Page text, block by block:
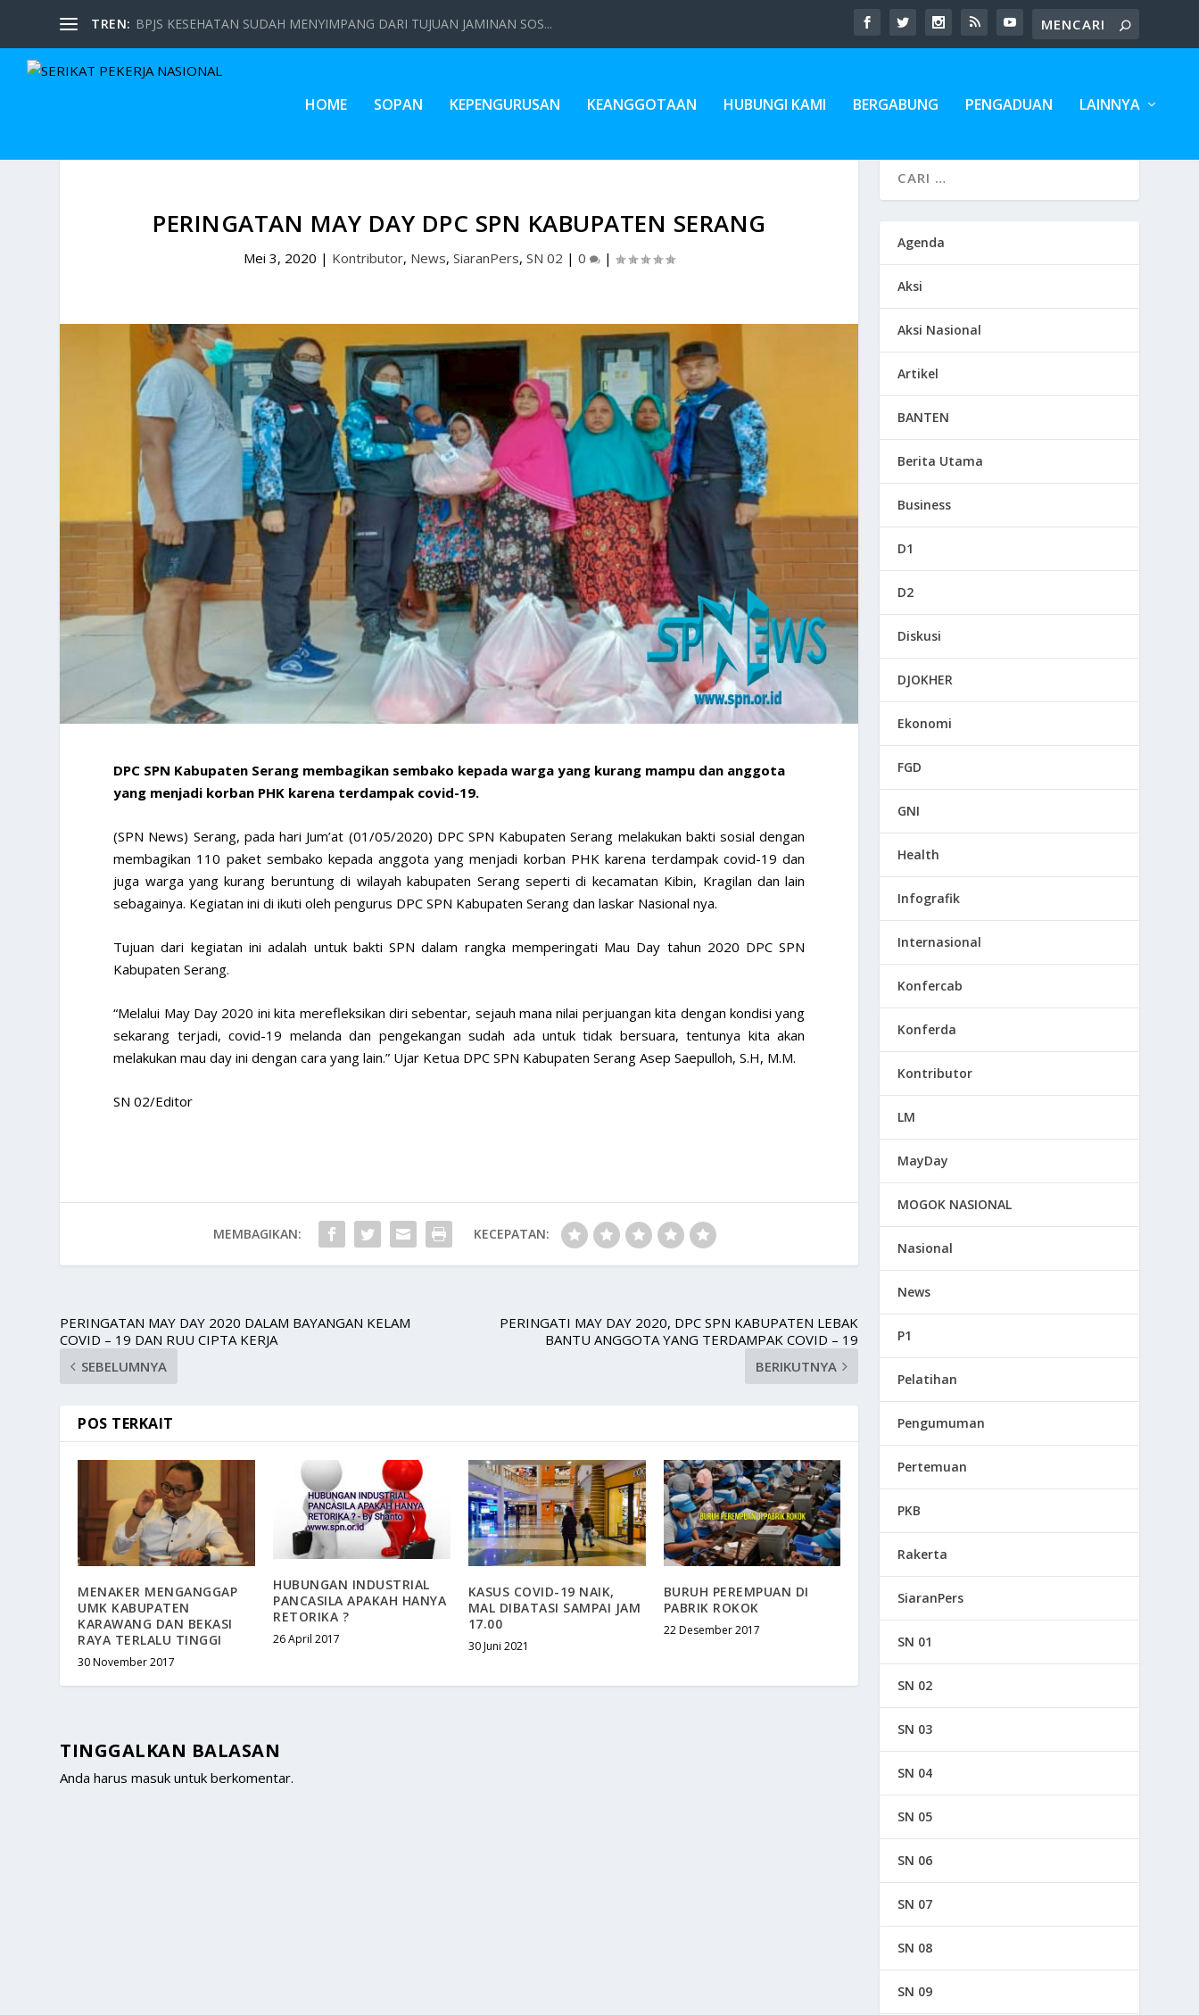
TREN: BPJS KESEHATAN SUDAH MENYIMPANG DARI TUJUAN JAMINAN SOS...
HOME SOPAN KEPENGURUSAN KEANGGOTAAN HUBUNGI KAMI BERGABUNG PENGADUAN LAINNYA
PERINGATAN MAY DAY DPC SPN KABUPATEN SERANG
Mei 3, 2020 | Kontributor, News,SiaranPers,SN 02 |0 |
DPC SPN Kabupaten Serang membagikan sembako kepada warga yang kurang mampu dan anggota
yang menjadi korban PHK karena terdampak covid-19.
(SPN News) Serang, pada hari Jum’at (01/05/2020) DPC SPN Kabupaten Serang melakukan bakti sosial dengan
membagikan 110 paket sembako kepada anggota yang menjadi korban PHK karena terdampak covid-19 dan
juga warga yang kurang beruntung di wilayah kabupaten Serang seperti di kecamatan Kibin, Kragilan dan lain
sebagainya. Kegiatan ini di ikuti oleh pengurus DPC SPN Kabupaten Serang dan laskar Nasional nya.
Tujuan dari kegiatan ini adalah untuk bakti SPN dalam rangka memperingati Mau Day tahun 2020 DPC SPN
Kabupaten Serang.
“Melalui May Day 2020 ini kita merefleksikan diri sebentar, sejauh mana nilai perjuangan kita dengan kondisi yang
sekarang terjadi, covid-19 melanda dan pengekangan sudah ada untuk tidak bersuara, tentunya kita akan
melakukan mau day ini dengan cara yang lain.” Ujar Ketua DPC SPN Kabupaten Serang Asep Saepulloh, S.H, M.M.
SN 02/Editor
MEMBAGIKAN: KECEPATAN:
PERINGATAN MAY DAY 2020 DALAM BAYANGAN KELAM
COVID – 19 DAN RUU CIPTA KERJA
SEBELUMNYA
PERINGATI MAY DAY 2020, DPC SPN KABUPATEN LEBAK
BANTU ANGGOTA YANG TERDAMPAK COVID – 19
BERIKUTNYA
POS TERKAIT
MENAKER MENGANGGAP
UMK KABUPATEN
KARAWANG DAN BEKASI
RAYA TERLALU TINGGI
30 November 2017
HUBUNGAN INDUSTRIAL
PANCASILA APAKAH HANYA
RETORIKA ?
26 April 2017
KASUS COVID-19 NAIK,
MAL DIBATASI SAMPAI JAM
17.00
30 Juni 2021
BURUH PEREMPUAN DI
PABRIK ROKOK
22 Desember 2017
TINGGALKAN BALASAN
Anda harusmasuk untuk berkomentar.
Agenda
Aksi
Aksi Nasional
Artikel
BANTEN
Berita Utama
Business
D1
D2
Diskusi
DJOKHER
Ekonomi
FGD
GNI
Health
Infografik
Internasional
Konfercab
Konferda
Kontributor
LM
MayDay
MOGOK NASIONAL
Nasional
News
P1
Pelatihan
Pengumuman
Pertemuan
PKB
Rakerta
SiaranPers
SN 01
SN 02
SN 03
SN 04
SN 05
SN 06
SN 07
SN 08
SN 09